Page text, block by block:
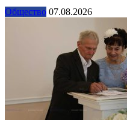
Общество 07.08.2026